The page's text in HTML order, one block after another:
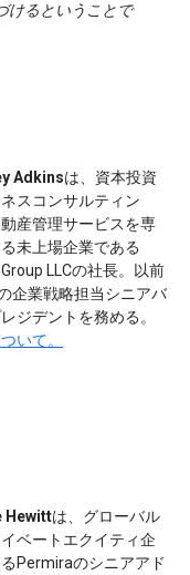
けるということで
Adkinsは、資本投資
スコンサルティン
産管理サービスを専
未上場企業である
LLCの社長。以前
企業戦略担当シニアバ
ジデントを務める。
いて。
Hewittは、グローバル
ベートエクイティ企
Permiraのシニアアド